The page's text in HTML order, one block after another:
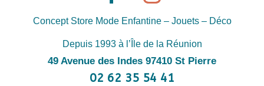
Concept Store Mode Enfantine – Jouets – Déco
Depuis 1993 à l’Île de la Réunion
49 Avenue des Indes 97410 St Pierre
02 62 35 54 41